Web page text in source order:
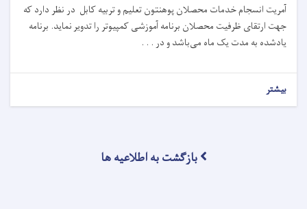
آمریت انسجام خدمات محصلان پوهنتون تعلیم و تربیه کابل در نظر دارد که
جهت ارتقای ظرفیت محصلان برنامه آموزشی کمپیوتر را تدویر نماید. برنامه
یادشده به مدت یک ماه می‌باشد و در . . .
بیشتر
بازگشت به اطلاعیه ها